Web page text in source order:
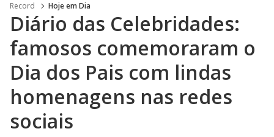
Record Hoje em Dia
Diário das Celebridades:
famosos comemoraram o
Dia dos Pais com lindas
homenagens nas redes
sociais